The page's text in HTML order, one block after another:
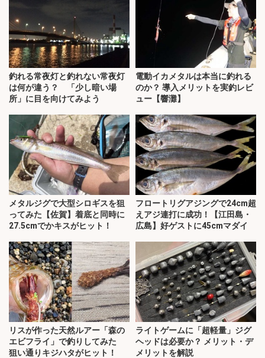
釣れる常夜灯と釣れない常夜灯
は何が違う？ 「少し暗い場
所」に目を向けてみよう
電動イカメタルは本当に釣れる
のか？ 導入メリットを実釣レビ
ュー【響灘】
メタルジグで大型シロギスを狙
ってみた【佐賀】着底と同時に
27.5cmでかキスがヒット！
フロートリグアジングで24cm超
えアジ連打に成功！【江田島・
広島】好ゲストに45cmマダイ
リスが作った天然ルアー「森の
エビフライ」で釣りしてみた
狙い通りキジハタがヒット！
ライトゲームに「超軽量」ジグ
ヘッドは必要か？ メリット・デ
メリットを解説